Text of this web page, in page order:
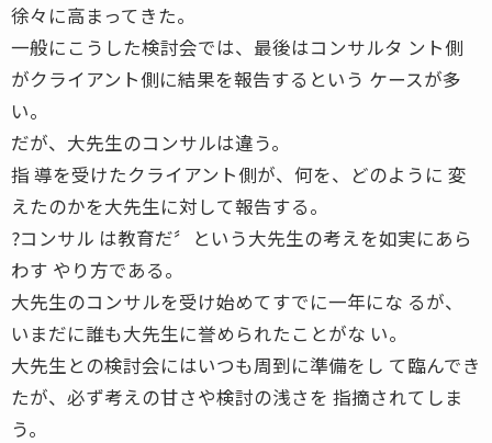
徐々に高まってきた。
一般にこうした検討会では、最後はコンサルタ ント側
がクライアント側に結果を報告するという ケースが多
い。
だが、大先生のコンサルは違う。
指 導を受けたクライアント側が、何を、どのように 変
えたのかを大先生に対して報告する。
?コンサル は教育だ〞という大先生の考えを如実にあら
わす やり方である。
大先生のコンサルを受け始めてすでに一年にな るが、
いまだに誰も大先生に誉められたことがな い。
大先生との検討会にはいつも周到に準備をし て臨んでき
たが、必ず考えの甘さや検討の浅さを 指摘されてしま
う。